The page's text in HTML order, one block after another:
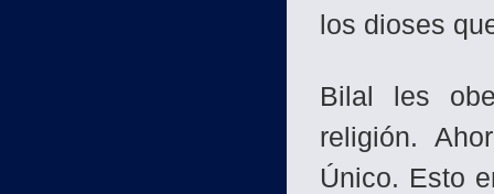
los dioses
Bilal les
religión.
Único. Esto